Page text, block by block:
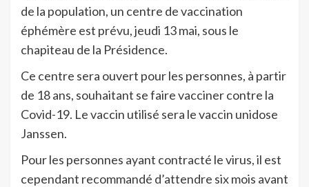
de la population, un centre de vaccination
éphémère est prévu, jeudi 13 mai, sous le
chapiteau de la Présidence.
Ce centre sera ouvert pour les personnes, à partir
de 18 ans, souhaitant se faire vacciner contre la
Covid-19. Le vaccin utilisé sera le vaccin unidose
Janssen.
Pour les personnes ayant contracté le virus, il est
cependant recommandé d’attendre six mois avant